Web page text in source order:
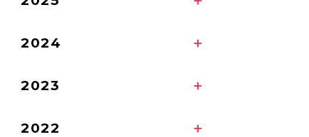
2024
2023
2022